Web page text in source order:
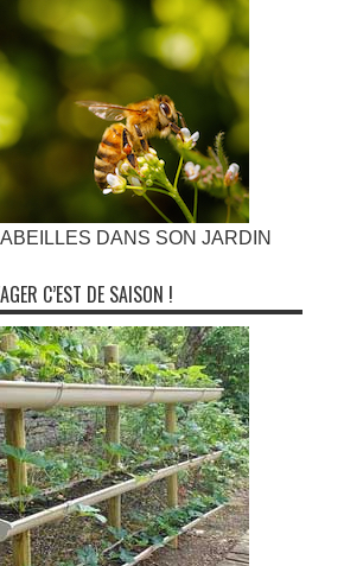
DANS SON JARDIN
C’EST DE SAISON !